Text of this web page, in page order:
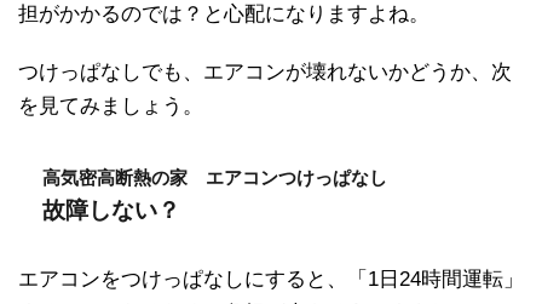
担がかかるのでは？と心配になりますよね。
つけっぱなしでも、エアコンが壊れないかどうか、次
を見てみましょう。
高気密高断熱の家 エアコンつけっぱなし
故障しない？
エアコンをつけっぱなしにすると、「1日24時間運転」